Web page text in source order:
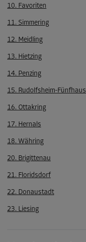
10. Favoriten
11. Simmering
12. Meidling
13. Hietzing
14. Penzing
15. Rudolfsheim-Fünfhaus
16. Ottakring
17. Hernals
18. Währing
20. Brigittenau
21. Floridsdorf
22. Donaustadt
23. Liesing